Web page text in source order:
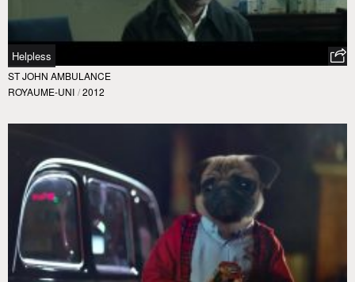
Helpless
ST JOHN AMBULANCE
ROYAUME-UNI / 2012